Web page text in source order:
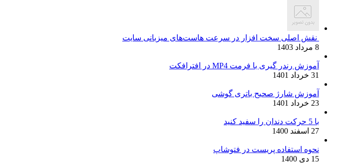
نقش اصلی سخت افزار در سرعت هاست‌های میزبانی سایت
8 مرداد 1403
آموزش رندر گیری با فرمت MP4 در افترافکت
31 خرداد 1401
آموزش شارژ صحیح باتری گوشی
23 خرداد 1401
با 5 حرکت دندان را سفید کنید
27 اسفند 1400
نحوه استفاده پریست در فتوشاپ
15 دی 1400